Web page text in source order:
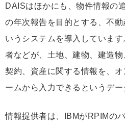
DAISはほかにも、物件情報の
の年次報告を目的とする、不
いうシステムを導入していま
者などが、土地、建物、建造
契約、資産に関する情報を、
ームから入力できるというデー
情報提供者は、IBMがRPIMの